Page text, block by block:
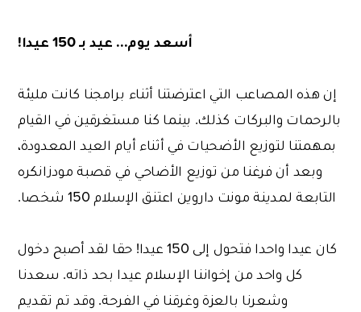
أسعد يوم... عيد بـ 150 عيدا!
إن هذه المصاعب التي اعترضتنا أثناء برامجنا كانت مليئة
بالرحمات والبركات كذلك. بينما كنا مستغرقين في القيام
بمهمتنا لتوزيع الأضحيات في أثناء أيام العيد المعدودة،
وبعد أن فرغنا من توزيع الأضاحي في قصبة مودزانكره
التابعة لمدينة مونت داروين اعتنق الإسلام 150 شخصا.
كان عيدا واحدا فتحول إلى 150 عيدا! حقا لقد أصبح دخول
كل واحد من إخواننا الإسلام عيدا بحد ذاته. سعدنا
وشعرنا بالعزة وغرقنا في الفرحة. وقد تم تقديم